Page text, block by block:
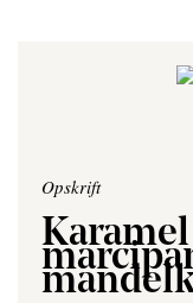
Opskrift